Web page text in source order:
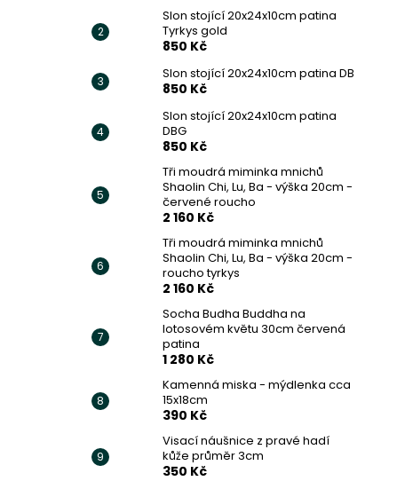
Slon stojící 20x24x10cm patina
Tyrkys gold
850 Kč
Slon stojící 20x24x10cm patina DB
850 Kč
Slon stojící 20x24x10cm patina
DBG
850 Kč
Tři moudrá miminka mnichů
Shaolin Chi, Lu, Ba - výška 20cm -
červené roucho
2 160 Kč
Tři moudrá miminka mnichů
Shaolin Chi, Lu, Ba - výška 20cm -
roucho tyrkys
2 160 Kč
Socha Budha Buddha na
lotosovém květu 30cm červená
patina
1 280 Kč
Kamenná miska - mýdlenka cca
15x18cm
390 Kč
Visací náušnice z pravé hadí
kůže průměr 3cm
350 Kč